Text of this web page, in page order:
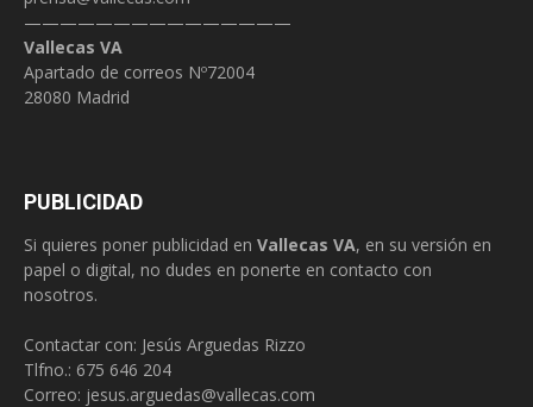
———————————————
Vallecas VA
Apartado de correos Nº72004
28080 Madrid
PUBLICIDAD
Si quieres poner publicidad en Vallecas VA, en su versión en
papel o digital, no dudes en ponerte en contacto con
nosotros.
Contactar con: Jesús Arguedas Rizzo
Tlfno.: 675 646 204
Correo: jesus.arguedas@vallecas.com